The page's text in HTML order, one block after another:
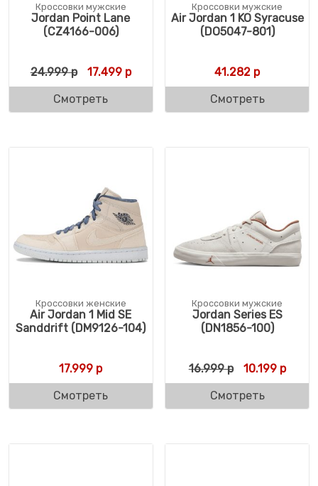
Кроссовки мужские
Jordan Point Lane
(CZ4166-006)
24.999р Первоначальная цена составляла 24.999
17.499рТекущая цена: 17.499 р.
Смотреть
Кроссовки мужские
Air Jordan 1 KO Syracuse
(DO5047-801)
41.282 р
Смотреть
Кроссовки женские
Air Jordan 1 Mid SE
Sanddrift (DM9126-104)
17.999 р
Смотреть
Кроссовки мужские
Jordan Series ES
(DN1856-100)
16.999р 10.199р
Смотреть